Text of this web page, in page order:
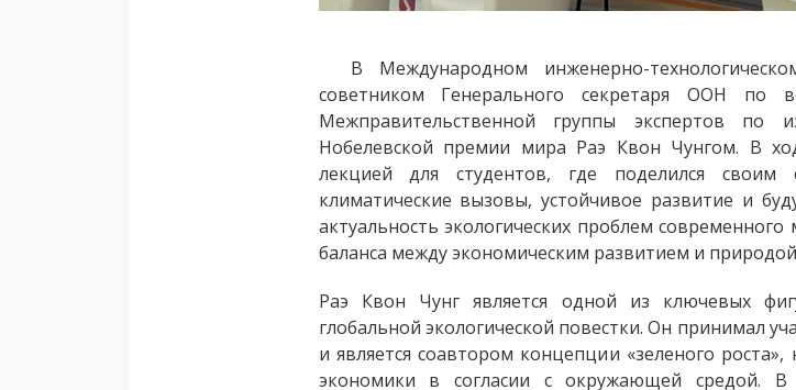
В Международном инженерно-
советником Генерального секретаря ООН по
Межправительственной группы экспертов по
Нобелевской премии мира Раэ Квон Чунгом. В
лекцией для студентов, где поделился
климатические вызовы, устойчивое развитие и
актуальность экологических проблем
баланса между экономическим развитием и
Раэ Квон Чунг является одной из ключевых
глобальной экологической повестки. Он принимал
и является соавтором концепции «зеленого
экономики в согласии с окружающей средой. В